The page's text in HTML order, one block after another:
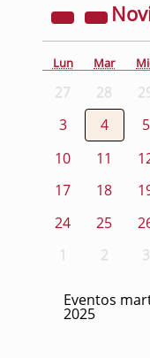
Lun Mar
27 28
3
4 5
10
11
17
18
24
25
1
2 3
Eventos
2025